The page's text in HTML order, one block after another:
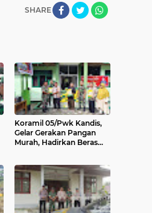
SHARE
Koramil 05/Pwk Kandis,
Gelar Gerakan Pangan
Murah, Hadirkan Beras